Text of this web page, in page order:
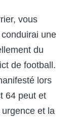
vous
une
du
de football.
lors
64 peut et
et la